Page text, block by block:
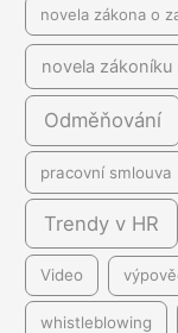
novela zákona o
novela zákoníku
Odměňování
pracovní smlouva
Trendy v HR
Video
whistleblowing